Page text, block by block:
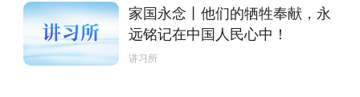
家国永念丨他们的牺牲奉献，永
远铭记在中国人民心中！
讲习所